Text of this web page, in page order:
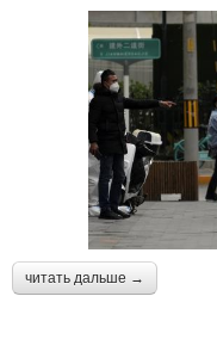
читать дальше →